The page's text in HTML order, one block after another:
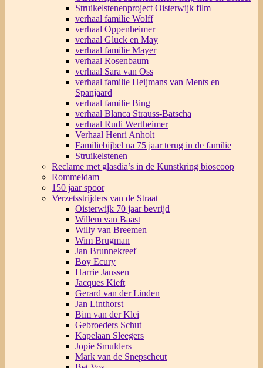
Struikelstenenproject Oisterwijk film
verhaal familie Wolff
verhaal Oppenheimer
verhaal Gluck en May
verhaal familie Mayer
verhaal Rosenbaum
verhaal Sara van Oss
verhaal familie Heijmans van Ments en
Spanjaard
verhaal familie Bing
verhaal Blanca Strauss-Batscha
verhaal Rudi Wertheimer
Verhaal Henri Anholt
Familiebijbel na 75 jaar terug in de familie
Struikelstenen
Reclame met glasdia’s in de Kunstkring bioscoop
Rommeldam
150 jaar spoor
Verzetsstrijders van de Straat
Oisterwijk 70 jaar bevrijd
Willem van Baast
Willy van Breemen
Wim Brugman
Jan Brunnekreef
Boy Ecury
Harrie Janssen
Jacques Kieft
Gerard van der Linden
Jan Linthorst
Bim van der Klei
Gebroeders Schut
Kapelaan Sleegers
Jopie Smulders
Mark van de Snepscheut